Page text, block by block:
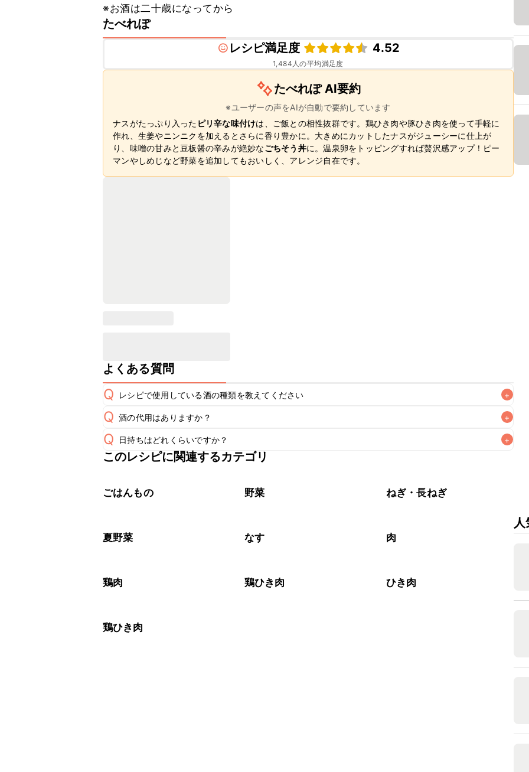
※お酒は二十歳になってから
たべれぽ
レシピ満足度
4.52
1,484 人の平均満足度
たべれぽ AI要約
※ユーザーの声をAIが自動で要約しています
ナスがたっぷり入った ピリ辛な味付けは、ご飯との相性抜群です。鶏ひき肉や豚ひき肉を使って手軽に
作れ、生姜やニンニクを加えるとさらに香り豊かに。大きめにカットしたナスがジューシーに仕上が
り、味噌の甘みと豆板醤の辛みが絶妙なごちそう丼に。温泉卵をトッピングすれば贅沢感アップ！ピー
マンやしめじなど野菜を追加してもおいしく、アレンジ自在です。
よくある質問
Q レシピで使用している酒の種類を教えてください +
A
Q 酒の代用はありますか？ +
A
Q 日持ちはどれくらいですか？ +
こちらのレシピは出来たてをお召し上がりいただくことをおすすめします。
※日持ちは目安です。
このレシピに関連するカテゴリ
ごはんもの 野菜 ねぎ・長ねぎ
夏野菜 なす 肉
鶏肉 鶏ひき肉 ひき肉
鶏ひき肉